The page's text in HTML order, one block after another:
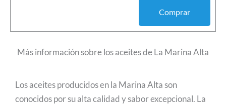
Comprar
Más información sobre los aceites de La Marina Alta
Los aceites producidos en la Marina Alta son
conocidos por su alta calidad y sabor excepcional. La